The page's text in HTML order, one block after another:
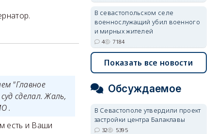
"Главное
сделал. Жаль,
.
есть и Ваши
В севастопольском селе
военнослужащий убил военного
и мирных жителей
4 7184
Показать все новости
Обсуждаемое
В Севастополе утвердили проект
застройки центра Балаклавы
32 5395